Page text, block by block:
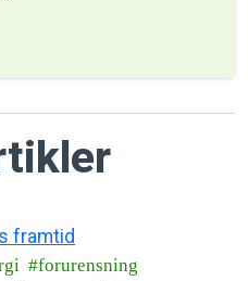
forurensning